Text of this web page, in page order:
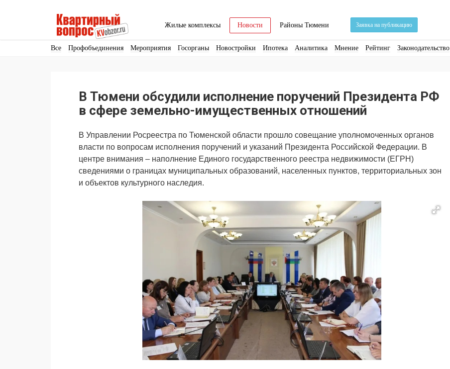
Жилые комплексы Новости Районы Тюмени Заявка на публикацию
Все Профобъединения Мероприятия Госорганы Новостройки Ипотека Аналитика Мнение Рейтинг Законодательство
В Тюмени обсудили исполнение поручений Президента РФ
в сфере земельно-имущественных отношений
В Управлении Росреестра по Тюменской области прошло совещание уполномоченных органов
власти по вопросам исполнения поручений и указаний Президента Российской Федерации. В
центре внимания – наполнение Единого государственного реестра недвижимости (ЕГРН)
сведениями о границах муниципальных образований, населенных пунктов, территориальных зон
и объектов культурного наследия.